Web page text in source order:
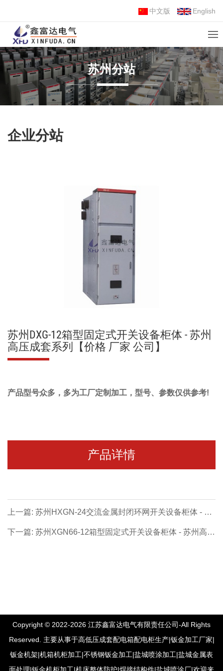
中文版 English
苏州分站
企业分站
苏州DXG-12箱型固定式开关设备柜体 - 苏州
高压成套系列【价格 厂家 公司】
产品型号众多，多为工厂定制加工，型号、参数仅供参考!
产品详情
上一篇: 苏州HXGN-24交流金属封闭环网开关设备柜体 - 苏
州高压成套系列【价格 厂家 公司】
下一篇: 苏州XGN66-12箱型固定式开关设备柜体 - 苏州高压
Copyright © 2022-2026 江苏鑫富达电气有限责任公司-All Rights
Reserved. 主要从事于高低压成套配电箱配电柜生产|钣金加工厂家|
钣金机架|机箱机柜加工|不锈钢钣金加工|盐城喷涂加工|盐城金属表